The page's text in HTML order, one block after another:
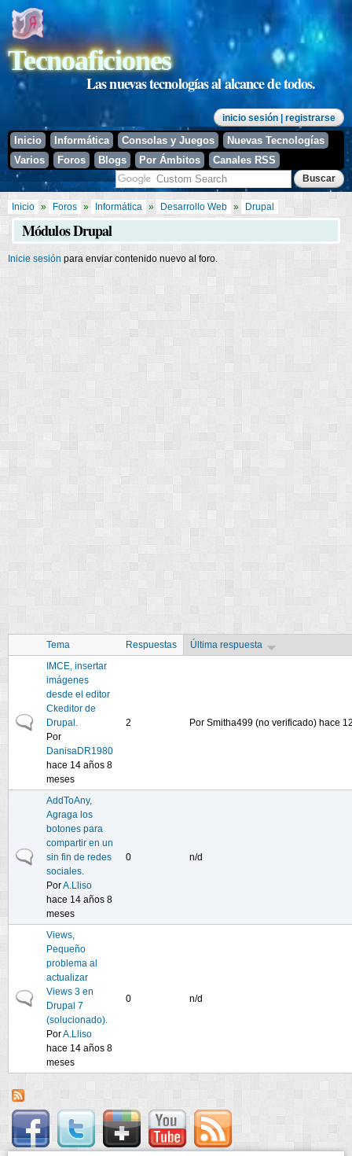
contenido
principal
Tecnoaficiones
Las nuevas tecnologías al alcance de todos.
inicio sesión | registrarse
Inicio Informática Consolas y Juegos
Nuevas Tecnologías
Varios
Foros Blogs Por Ámbitos Canales RSS
Se encuentra usted aquí
Inicio » Foros » Informática » Desarrollo Web » Drupal
Módulos Drupal
Inicie sesión para enviar contenido nuevo al foro.
Tema Respuestas Última respuesta
Discusión normal
IMCE, insertar
imágenes
desde el editor
Ckeditor de
Drupal.
Por
DanisaDR1980
hace 14 años 8
meses
2 Por Smitha499 (no verificado) hace
Discusión normal
AddToAny,
Agraga los
botones para
compartir en un
sin fin de redes
sociales.
PorA.Lliso
hace 14 años 8
meses
0 n/d
Discusión normal
Views,
Pequeño
problema al
actualizar
Views 3 en
Drupal 7
(solucionado).
PorA.Lliso
hace 14 años 8
meses
0 n/d